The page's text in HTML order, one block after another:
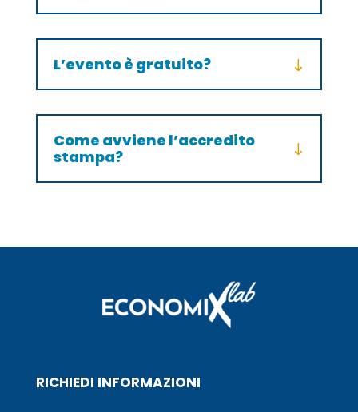
L’evento è gratuito?
Come avviene l’accredito
stampa?
RICHIEDI INFORMAZIONI